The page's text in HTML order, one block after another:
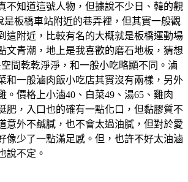
不知道這號人物，但據說不少日、韓的觀
是板橋車站附近的巷弄裡，但其實一般觀
這附近，比較有名的大概就是板橋運動場
文青潮，地上是我喜歡的磨石地板，猜想
間乾乾淨淨，和一般小吃略顯不同。滷
和一般滷肉飯小吃店其實沒有兩樣，另外
。價格上小滷40、白菜49、湯65、雞肉
肥，入口也的確有一點化口，但黏膠質不
意外不鹹膩，也不會太過油膩，但對於愛
像少了一點滿足感。但，也許不好太油滷
說不定。